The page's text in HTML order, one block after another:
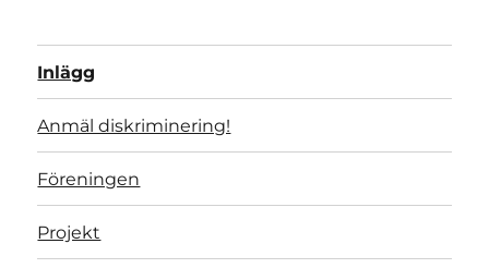
Inlägg
Anmäl diskriminering!
Föreningen
Projekt